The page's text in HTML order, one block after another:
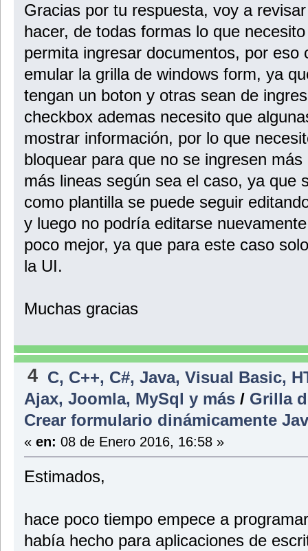
}
catch
{
this.Text = "";
}
}
public object GetEditingControlFormattedValue(
DataGridViewDataErrorContexts context)
{
return EditingControlFormattedValue;
}
public void ApplyCellStyleToEditingControl(
DataGridViewCellStyle dataGridViewCellStyle)
{
this.Font = dataGridViewCellStyle.Font;
this.ButtonImage = Properties.Resources.Elipsis;
}
// Implements the
public int EditingControlRowIndex
get
set
// Implements the
// method.
public bool EditingControlWantsInputKey(
Keys key, bool dataGridViewWantsInputKey)
// Let the DateTimePicker handle the keys listed.
{
case Keys.Down:
case Keys.Right:
case Keys.PageDown:
case Keys.PageUp:
return true;
default:
Gracias por tu respuesta, voy a
hacer, de todas formas lo que
permita ingresar documentos, por eso
emular la grilla de windows form, ya
tengan un boton y otras sean de
checkbox ademas necesito que
mostrar información, por lo que
bloquear para que no se ingresen
más lineas según sea el caso, ya que
como plantilla se puede seguir
y luego no podría editarse
poco mejor, ya que para este caso
la UI.
Muchas gracias
4 C, C++, C#, Java, Visual Basic,
Ajax, Joomla, MySql y más/ Grilla
Crear formulario dinámicamente
« en: 08 de Enero 2016, 16:58 »
Estimados,
hace poco tiempo empece a
había hecho para aplicaciones de